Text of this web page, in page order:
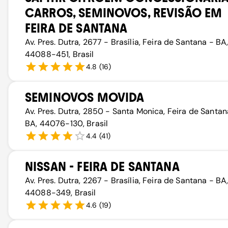
CARROS, SEMINOVOS, REVISÃO EM
FEIRA DE SANTANA
Av. Pres. Dutra, 2677 - Brasília, Feira de Santana - BA,
44088-451, Brasil
4.8 (16)
SEMINOVOS MOVIDA
Av. Pres. Dutra, 2850 - Santa Monica, Feira de
BA, 44076-130, Brasil
4.4 (41)
NISSAN - FEIRA DE SANTANA
Av. Pres. Dutra, 2267 - Brasília, Feira de Santana - BA,
44088-349, Brasil
4.6 (19)